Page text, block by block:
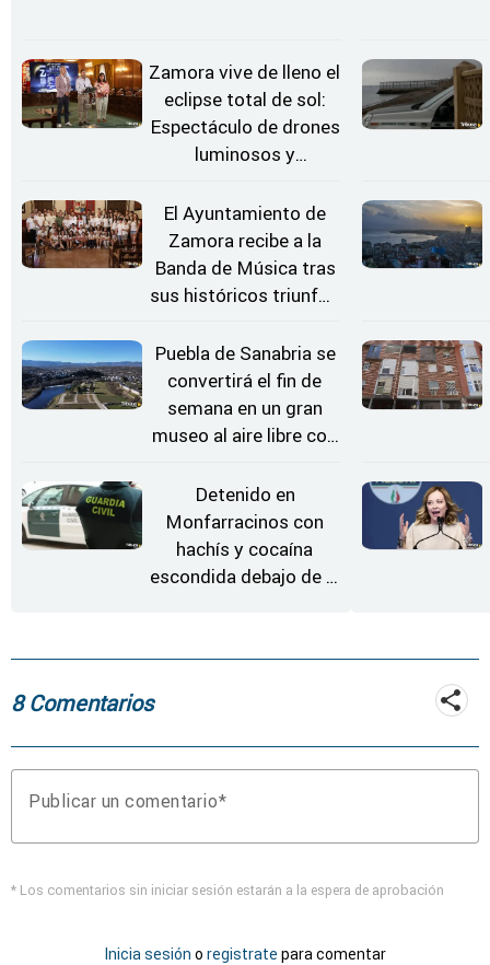
Zamora vive de lleno el
eclipse total de sol:
Espectáculo de drones
luminosos y
Estrellas
El Ayuntamiento de
Zamora recibe a la
Banda de Música tras
sus históricos triunfos
Puebla de Sanabria se
convertirá el fin de
semana en un gran
museo al aire libre con
Detenido en
Monfarracinos con
hachís y cocaína
escondida debajo de la
8 Comentarios
Publicar un comentario
* Los comentarios sin iniciar sesión estarán a la espera de aprobación
Inicia sesión o registrate para comentar